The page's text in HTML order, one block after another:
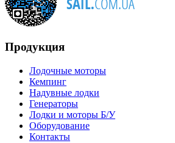
Продукция
Лодочные моторы
Кемпинг
Надувные лодки
Генераторы
Лодки и моторы Б/У
Оборудование
Контакты